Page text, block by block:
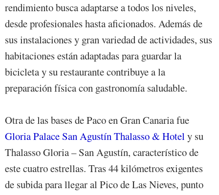
rendimiento busca adaptarse a todos los niveles,
desde profesionales hasta aficionados. Además de
sus instalaciones y gran variedad de actividades, sus
habitaciones están adaptadas para guardar la
bicicleta y su restaurante contribuye a la
preparación física con gastronomía saludable.
Otra de las bases de Paco en Gran Canaria fue
Gloria Palace San Agustín Thalasso & Hotely su
Thalasso Gloria – San Agustín, característico de
este cuatro estrellas. Tras 44 kilómetros exigentes
de subida para llegar al Pico de Las Nieves, punto